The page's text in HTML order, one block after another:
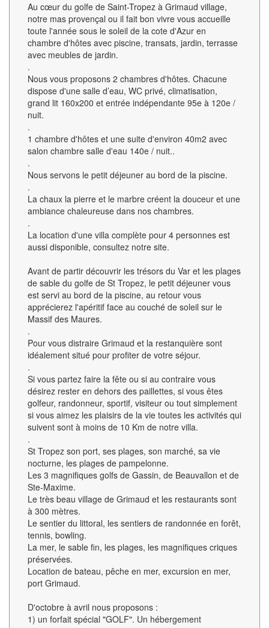
Au cœur du golfe de Saint-Tropez à Grimaud village,
notre mas provençal ou il fait bon vivre vous accueille
toute l'année sous le soleil de la cote d'Azur en
chambre d'hôtes avec piscine, transats, jardin, terrasse
avec meubles de jardin.
.
Nous vous proposons 2 chambres d'hôtes. Chacune
dispose d'une salle d’eau, WC privé, climatisation,
grand lit 160x200 et entrée indépendante 95e à 120e /
nuit.
.
1 chambre d'hôtes et une suite d'environ 40m2 avec
salon chambre salle d'eau 140e / nuit..
.
Nous servons le petit déjeuner au bord de la piscine.
.
La chaux la pierre et le marbre créent la douceur et une
ambiance chaleureuse dans nos chambres.
.
La location d'une villa complète pour 4 personnes est
aussi disponible, consultez notre site.
Avant de partir découvrir les trésors du Var et les plages
de sable du golfe de St Tropez, le petit déjeuner vous
est servi au bord de la piscine, au retour vous
apprécierez l'apéritif face au couché de soleil sur le
Massif des Maures.
.
Pour vous distraire Grimaud et la restanquière sont
idéalement situé pour profiter de votre séjour.
.
Si vous partez faire la fête ou si au contraire vous
désirez rester en dehors des paillettes, si vous êtes
golfeur, randonneur, sportif, visiteur ou tout simplement
si vous aimez les plaisirs de la vie toutes les activités qui
suivent sont à moins de 10 Km de notre villa.
.
St Tropez son port, ses plages, son marché, sa vie
nocturne, les plages de pampelonne.
Les 3 magnifiques golfs de Gassin, de Beauvallon et de
Ste-Maxime.
Le très beau village de Grimaud et les restaurants sont
à 300 mètres.
Le sentier du littoral, les sentiers de randonnée en forêt,
tennis, bowling.
La mer, le sable fin, les plages, les magnifiques criques
préservées.
Location de bateau, pêche en mer, excursion en mer,
port Grimaud.
D'octobre à avril nous proposons :
1) un forfait spécial "GOLF". Un hébergement